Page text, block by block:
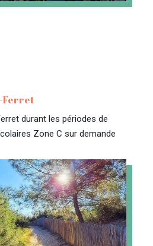
Ferret
durant les périodes de
Zone C sur demande